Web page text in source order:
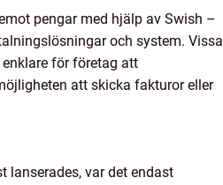
pengar med hjälp av Swish –
och system. Vissa
för företag att
att skicka fakturor eller
lanserades, var det endast